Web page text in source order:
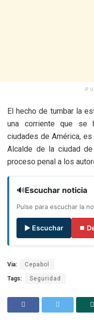
El hecho de tumbar la
una corriente que se
ciudades de América,
Alcalde de la ciudad
proceso penal a los
🔊Escuchar noticia
Pulse para escuchar la
▶ Escuchar ⏹
Via: Cepabol
Tags: Seguridad